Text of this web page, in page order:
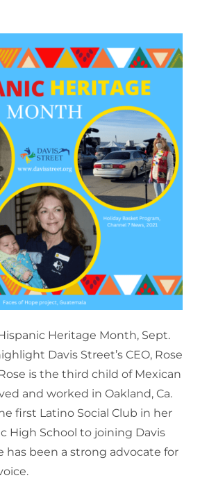
Heritage Month, Sept.
Davis Street’s CEO, Rose
is the third child of Mexican
and worked in Oakland, Ca.
first Latino Social Club in her
High School to joining Davis
has been a strong advocate for